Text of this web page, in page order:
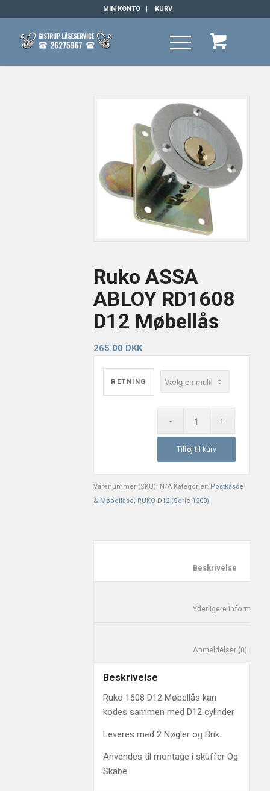
MIN KONTO KURV
Ruko ASSA
ABLOY RD1608
D12 Møbellås
265.00 DKK
RETNING
Tilføj til kurv
Varenummer (SKU): N/A Kategorier: Postkasse
& Møbellåse, RUKO D12 (Serie 1200)
Beskrivelse
Ruko 1608 D12 Møbellås kan
kodes sammen med D12 cylinder
Leveres med 2 Nøgler og Brik
Anvendes til montage i skuffer Og
Skabe